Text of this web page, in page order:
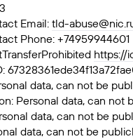
Email: tld-
Phone: +74959944601
https://
data, can not be
Personal data, can
data, can not be
data, can not be